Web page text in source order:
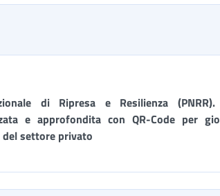
di Ripresa e Resilienza
e approfondita con QR-Code per
settore privato